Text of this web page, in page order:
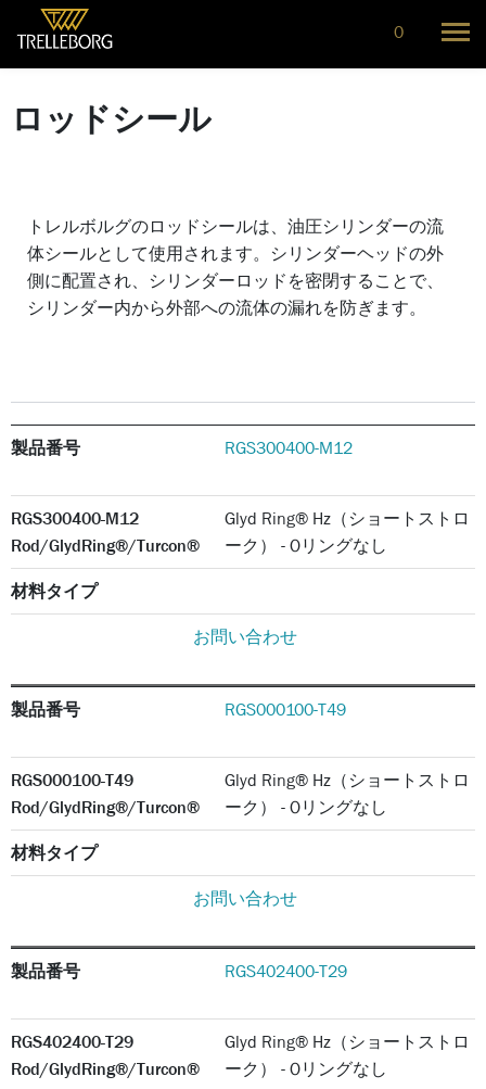
0
ロッドシール
トレルボルグのロッドシールは、油圧シリンダーの流
体シールとして使用されます。シリンダーヘッドの外
側に配置され、シリンダーロッドを密閉することで、
シリンダー内から外部への流体の漏れを防ぎます。
製品番号 RGS300400-M12
RGS300400-M12
Rod/GlydRing®/Turcon®
Glyd Ring® Hz（ショートストロ
ーク） - Oリングなし
材料タイプ
お問い合わせ
製品番号 RGS000100-T49
RGS000100-T49
Rod/GlydRing®/Turcon®
Glyd Ring® Hz（ショートストロ
ーク） - Oリングなし
材料タイプ
お問い合わせ
製品番号 RGS402400-T29
RGS402400-T29
Rod/GlydRing®/Turcon®
Glyd Ring® Hz（ショートストロ
ーク） - Oリングなし